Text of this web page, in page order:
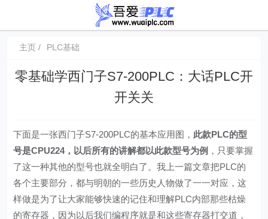
主页 PLC基础
零基础学西门子S7-200PLC：大话PLC开
开关关
下面是一张西门子S7-200PLC的基本应用图， 此款PLC的型
号是CPU224，以后所有的讲解都以此款型号为例 ，只要掌握
了这一种其他的型号也就全明白了。我上一篇文章把PLC的
各个主要部分，都与明朝的一些历史人物做了一一对应，这
样做是为了让大家能够快速的记住和理解PLC内部那些枯燥
的寄存器，因为以后我们编程序就是和这些寄存器打交道，